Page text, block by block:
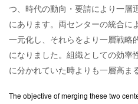
つ、時代の動向・要請により一層
にあります。両センターの統合に
一元化し、それらをより一層戦略
になりました。組織としての効率
に分かれていた時よりも一層高ま
The objective of merging these two